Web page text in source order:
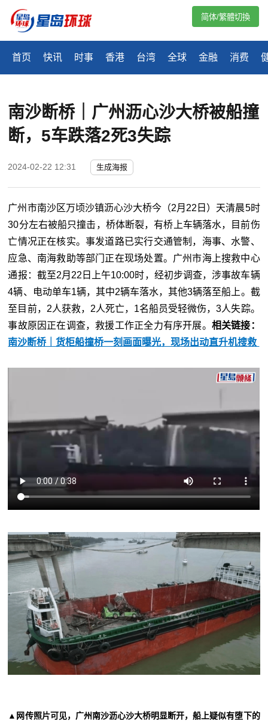
首页 快讯 时事 香港 台湾 全球 金融 消费
简体/繁體切換
南沙断桥｜广州沥心沙大桥被船撞
断，5车跌落2死3失踪
2024-02-22 12:31 生成海报
广州市南沙区万顷沙镇沥心沙大桥今（2月22日）天清晨5时
30分左右被船只撞击，桥体断裂，有桥上车辆落水，目前伤
亡情况正在核实。事发道路已实行交通管制，海事、水警、
应急、南海救助等部门正在现场处置。广州市海上搜救中心
通报：截至2月22日上午10:00时，经初步调查，涉事故车辆
4辆、电动单车1辆，其中2辆车落水，其他3辆落至船上。截
至目前，2人获救，2人死亡，1名船员受轻微伤，3人失踪。
事故原因正在调查，救援工作正全力有序开展。 相关链接：
南沙断桥｜货柜船撞桥一刻画面曝光，现场出动直升机搜救
▲网传照片可见，广州南沙沥心沙大桥明显断开，船上疑似有堕下的